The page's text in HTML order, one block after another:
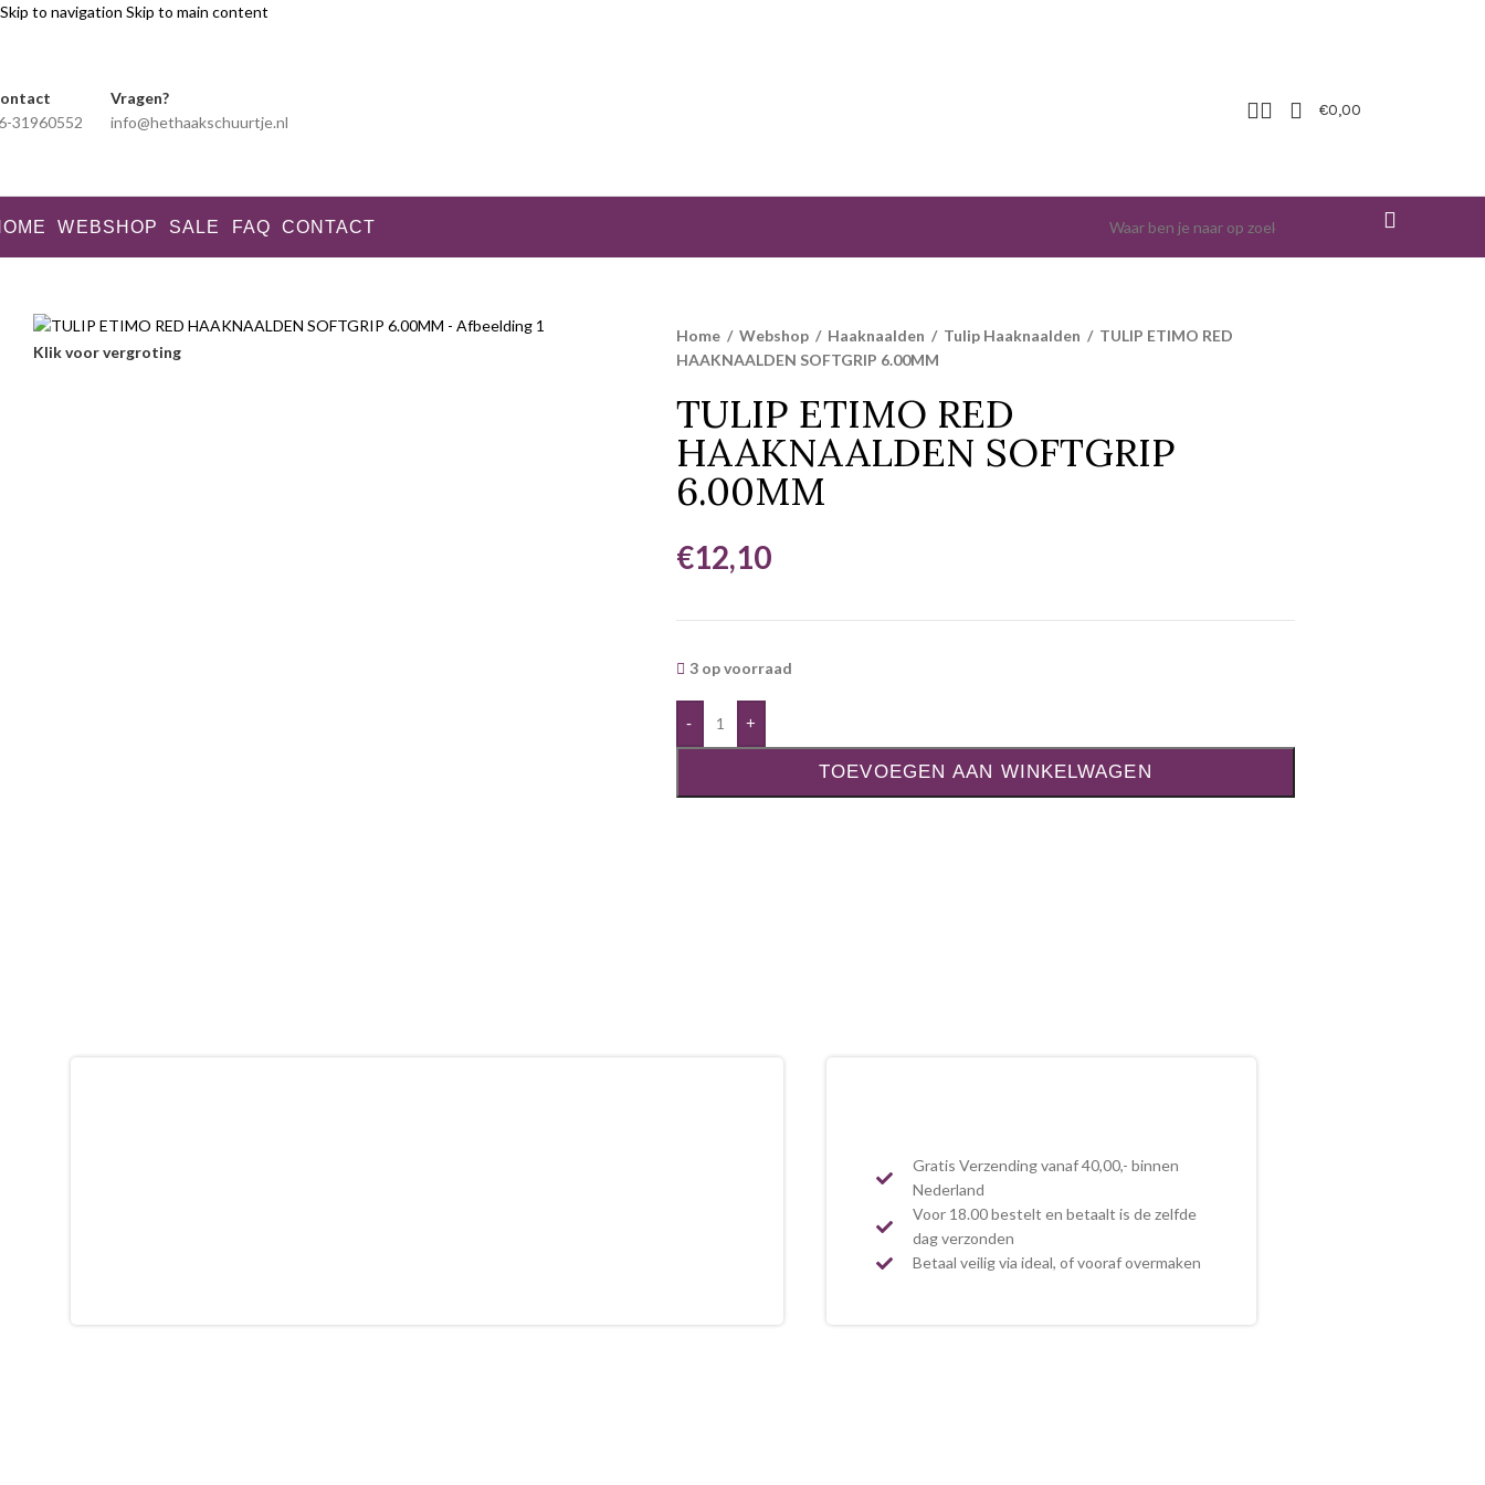
Skip to navigation Skip to main content
31960552
Vragen?
info@hethaakschuurtje.nl
€0,00
WEBSHOP SALE FAQ CONTACT
Klik voor vergroting
Home / Webshop / Haaknaalden / Tulip Haaknaalden / TULIP ETIMO RED
HAAKNAALDEN SOFTGRIP 6.00MM
TULIP ETIMO RED
HAAKNAALDEN SOFTGRIP
6.00MM
€12,10
3 op voorraad
- +
TOEVOEGEN AAN WINKELWAGEN
Gratis Verzending vanaf 40,00,- binnen
Nederland
Voor 18.00 bestelt en betaalt is de zelfde
dag verzonden
Betaal veilig via ideal, of vooraf overmaken